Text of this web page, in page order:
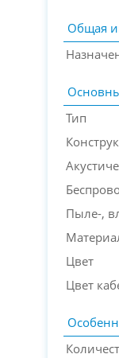
Общая
Тип
Пыле-,
Цвет
Цвет